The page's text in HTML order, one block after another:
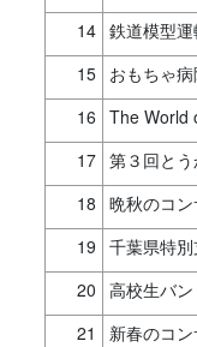
14 鉄道模型
15 おもちゃ病
16 The World
17 第３回と
18 晩秋のコン
19 千葉県特
20 高校生バ
21
新春のコン